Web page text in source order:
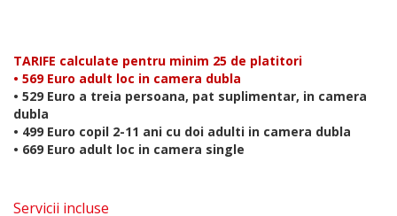
TARIFE calculate pentru minim 25 de platitori
• 569 Euro adult loc in camera dubla
• 529 Euro a treia persoana, pat suplimentar, in camera
dubla
• 499 Euro copil 2-11 ani cu doi adulti in camera dubla
• 669 Euro adult loc in camera single
Servicii incluse